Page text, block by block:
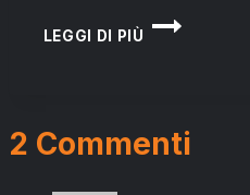
LEGGI DI PIÙ
IL
2 Commenti